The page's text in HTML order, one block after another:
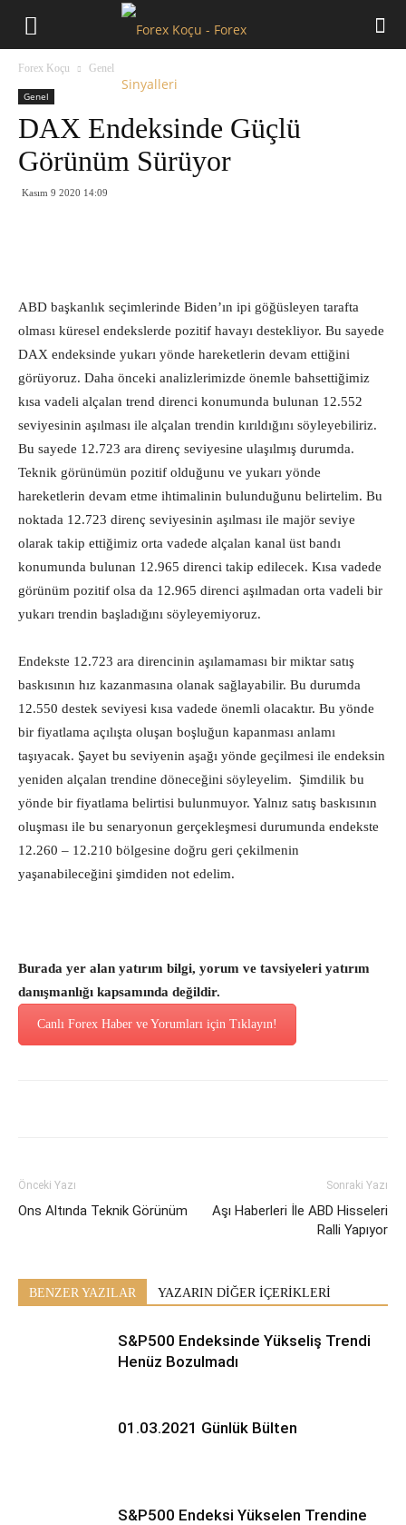
Forex Koçu Genel
Genel
DAX Endeksinde Güçlü
Görünüm Sürüyor
Kasım 9 2020 14:09
ABD başkanlık seçimlerinde Biden’ın ipi göğüsleyen tarafta
olması küresel endekslerde pozitif havayı destekliyor. Bu sayede
DAX endeksinde yukarı yönde hareketlerin devam ettiğini
görüyoruz. Daha önceki analizlerimizde önemle bahsettiğimiz
kısa vadeli alçalan trend direnci konumunda bulunan 12.552
seviyesinin aşılması ile alçalan trendin kırıldığını söyleyebiliriz.
Bu sayede 12.723 ara direnç seviyesine ulaşılmış durumda.
Teknik görünümün pozitif olduğunu ve yukarı yönde
hareketlerin devam etme ihtimalinin bulunduğunu belirtelim. Bu
noktada 12.723 direnç seviyesinin aşılması ile majör seviye
olarak takip ettiğimiz orta vadede alçalan kanal üst bandı
konumunda bulunan 12.965 direnci takip edilecek. Kısa vadede
görünüm pozitif olsa da 12.965 direnci aşılmadan orta vadeli bir
yukarı trendin başladığını söyleyemiyoruz.
Endekste 12.723 ara direncinin aşılamaması bir miktar satış
baskısının hız kazanmasına olanak sağlayabilir. Bu durumda
12.550 destek seviyesi kısa vadede önemli olacaktır. Bu yönde
bir fiyatlama açılışta oluşan boşluğun kapanması anlamı
taşıyacak. Şayet bu seviyenin aşağı yönde geçilmesi ile endeksin
yeniden alçalan trendine döneceğini söyleyelim. Şimdilik bu
yönde bir fiyatlama belirtisi bulunmuyor. Yalnız satış baskısının
oluşması ile bu senaryonun gerçekleşmesi durumunda endekste
12.260 – 12.210 bölgesine doğru geri çekilmenin
yaşanabileceğini şimdiden not edelim.
Burada yer alan yatırım bilgi, yorum ve tavsiyeleri yatırım
danışmanlığı kapsamında değildir.
Canlı Forex Haber ve Yorumları için Tıklayın!
Önceki Yazı
Ons Altında Teknik Görünüm
Sonraki Yazı
Aşı Haberleri İle ABD Hisseleri
Ralli Yapıyor
BENZER YAZILAR YAZARIN DİĞER İÇERİKLERİ
S&P500 Endeksinde Yükseliş Trendi
Henüz Bozulmadı
01.03.2021 Günlük Bülten
S&P500 Endeksi Yükselen Trendine